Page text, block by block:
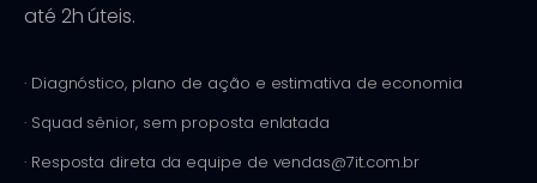
até 2h úteis.
· Diagnóstico, plano de ação e estimativa de economia
· Squad sênior, sem proposta enlatada
· Resposta direta da equipe de vendas@7it.com.br